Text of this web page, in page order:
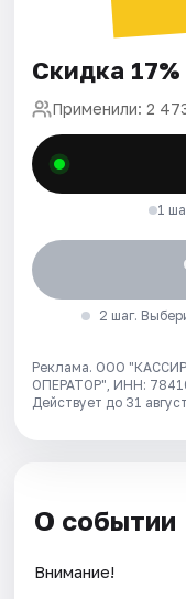
Скидка
Применили: 2
1
2 шаг.
Реклама. ООО
ОПЕРАТОР", ИНН:
Действует до 31
О событии
Внимание!